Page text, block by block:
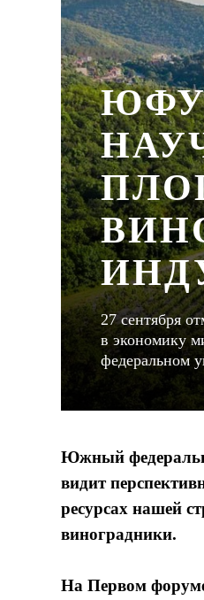
ЮФУ
27 сентября
в экономику
федеральном
Южный
видит
ресурсах нашей
виноградники.
На Первом